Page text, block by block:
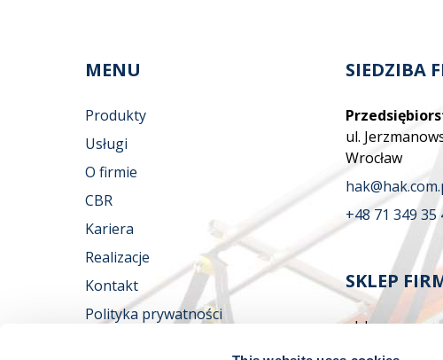
MENU
Produkty
Usługi
O firmie
CBR
Kariera
Realizacje
Kontakt
Polityka prywatności
SIEDZIBA
ul.
Wrocław
+48 71 349 35
SKLEP
ul.